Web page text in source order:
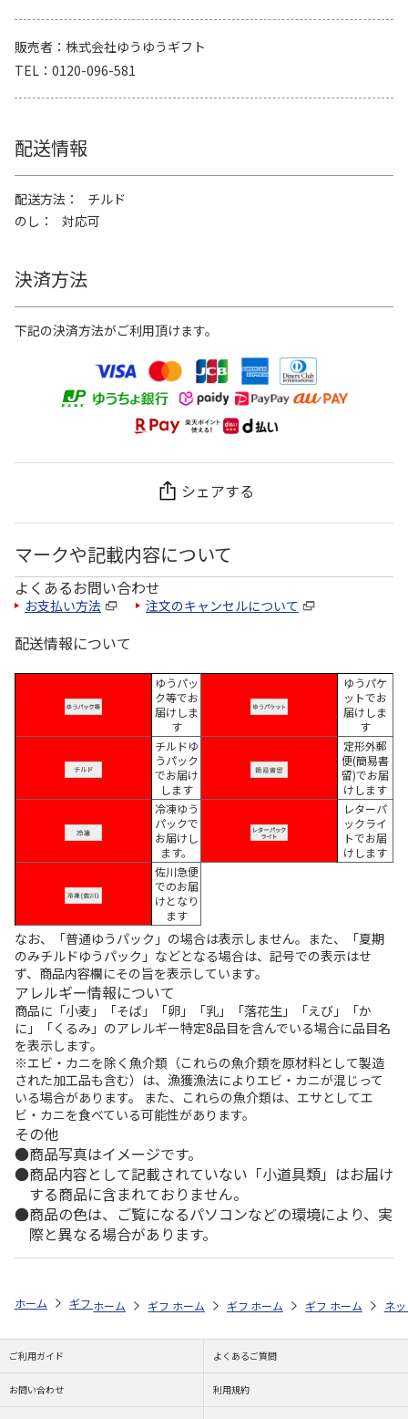
販売者
株式会社ゆうゆうギフト
TEL
0120-096-581
配送情報
配送方法
チルド
のし
対応可
決済方法
下記の決済方法がご利用頂けます。
シェアする
マークや記載内容について
よくあるお問い合わせ
お支払い方法 注文のキャンセルについて
配送情報について
ゆうパッ
ク等でお
届けしま
す
ゆうパケ
ットでお
届けしま
す
チルドゆ
うパック
でお届け
します
定形外郵
便(簡易書
留)でお届
けします
冷凍ゆう
パックで
お届けし
ます。
レターパ
ックライ
トでお届
けします
佐川急便
でのお届
けとなり
ます
なお、「普通ゆうパック」の場合は表示しません。また、「夏期
のみチルドゆうパック」などとなる場合は、記号での表示はせ
ず、商品内容欄にその旨を表示しています。
アレルギー情報について
商品に「小麦」「そば」「卵」「乳」「落花生」「えび」「か
に」「くるみ」のアレルギー特定8品目を含んでいる場合に品目名
を表示します。
※エビ・カニを除く魚介類（これらの魚介類を原材料として製造
された加工品も含む）は、漁獲漁法によりエビ・カニが混じって
いる場合があります。 また、これらの魚介類は、エサとしてエ
ビ・カニを食べている可能性があります。
その他
商品写真はイメージです。
商品内容として記載されていない「小道具類」はお届け
する商品に含まれておりません。
商品の色は、ご覧になるパソコンなどの環境により、実
際と異なる場合があります。
ホーム ギフトストア お中元・夏ギフト特集 2026 お菓子・スイーツ
ホーム ギフトストア お中元・夏ギフト特集 2026
ホーム ギフトストア お中元・夏ギフト
ホーム ギフトストア お
ホーム ネ
ご利用ガイド よくあるご質問
お問い合わせ 利用規約